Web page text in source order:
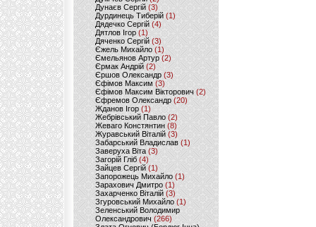
Дунаєв Сергій(3)
Дурдинець Тиберій (1)
Дядечко Сергій (4)
Дятлов Ігор (1)
Дяченко Сергій (3)
Єжель Михайло (1)
Ємельянов Артур (2)
Єрмак Андрій (2)
Єршов Олександр (3)
Єфімов Максим (3)
Єфімов Максим Вікторович (2)
Єфремов Олександр (20)
Жданов Ігор (1)
Жебрівський Павло (2)
Жеваго Констянтин (8)
Журавський Віталій (3)
Забарський Владислав (1)
Заверуха Віта (3)
Загорій Гліб (4)
Зайцев Сергій(1)
Запорожець Михайло (1)
Зарахович Дмитро (1)
Захарченко Віталій (3)
Згуровський Михайло (1)
Зеленський Володимир
Олександрович (266)